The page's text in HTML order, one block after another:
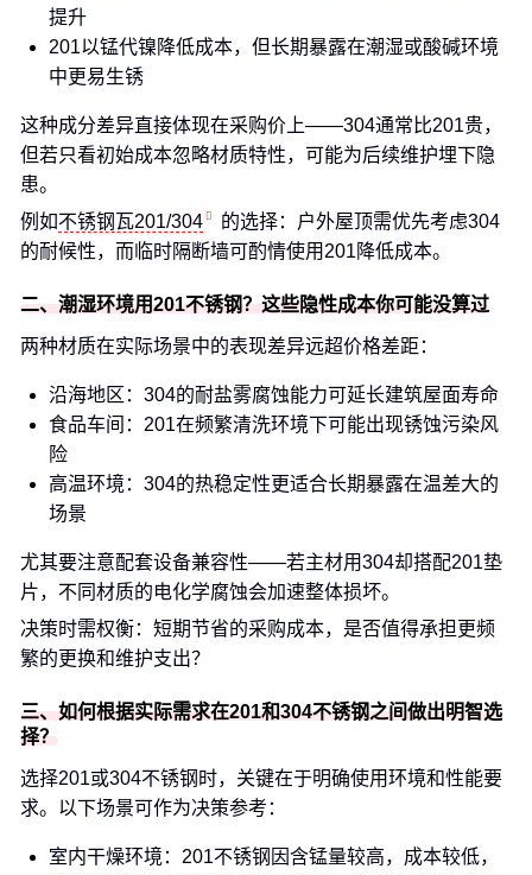
提升
201以锰代镍降低成本，但长期暴露在潮湿或酸碱环境
中更易生锈
这种成分差异直接体现在采购价上——304通常比201贵，
但若只看初始成本忽略材质特性，可能为后续维护埋下隐
患。
例如不锈钢瓦201/304
的选择：户外屋顶需优先考虑304
的耐候性，而临时隔断墙可酌情使用201降低成本。
二、潮湿环境用201不锈钢？这些隐性成本你可能没算过
两种材质在实际场景中的表现差异远超价格差距：
沿海地区：304的耐盐雾腐蚀能力可延长建筑屋面寿命
食品车间：201在频繁清洗环境下可能出现锈蚀污染风
险
高温环境：304的热稳定性更适合长期暴露在温差大的
场景
尤其要注意配套设备兼容性——若主材用304却搭配201垫
片，不同材质的电化学腐蚀会加速整体损坏。
决策时需权衡：短期节省的采购成本，是否值得承担更频
繁的更换和维护支出？
三、如何根据实际需求在201和304不锈钢之间做出明智选
择？
选择201或304不锈钢时，关键在于明确使用环境和性能要
求。以下场景可作为决策参考：
室内干燥环境：201不锈钢因含锰量较高，成本较低，